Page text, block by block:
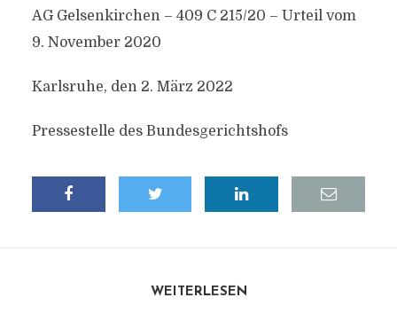
AG Gelsenkirchen – 409 C 215/20 – Urteil vom
9. November 2020
Karlsruhe, den 2. März 2022
Pressestelle des Bundesgerichtshofs
WEITERLESEN